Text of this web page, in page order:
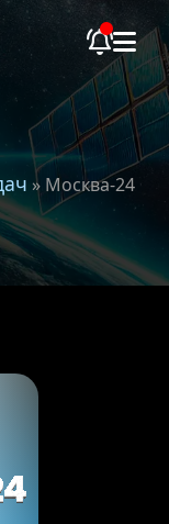
» Москва-24